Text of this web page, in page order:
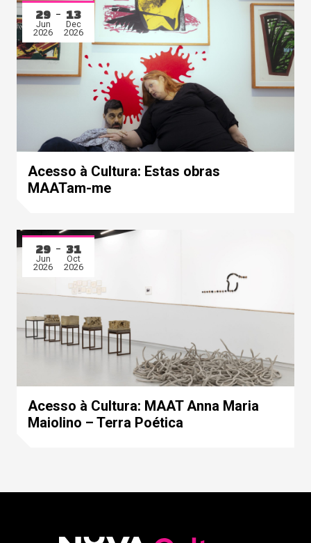
29
Jun
2026
13
Dec
2026
Acesso à Cultura: Estas obras
MAATam-me
29
Jun
2026
31
Oct
2026
Acesso à Cultura: MAAT Anna Maria
Maiolino – Terra Poética